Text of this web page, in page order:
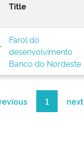
Title
Farol do
desenvolvimento
Banco do Nordeste
1 next